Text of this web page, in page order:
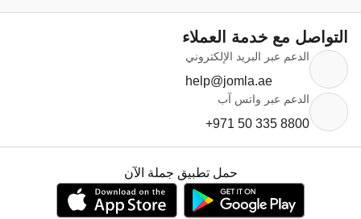
التواصل مع خدمة العملاء
الدعم عبر البريد الإلكتروني
help@jomla.ae
الدعم عبر واتس آب
+971 50 335 8800
حمل تطبيق جملة الآن